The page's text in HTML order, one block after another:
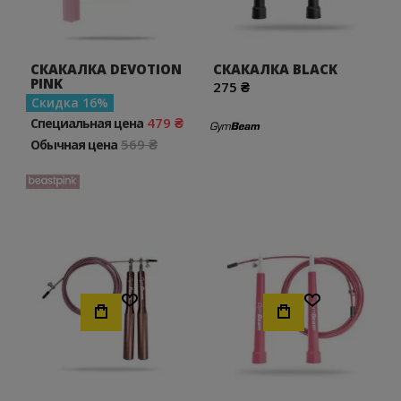
СКАКАЛКА DEVOTION
PINK
Скидка 16
Специальная цена 479 ₴
Обычная цена 569 ₴
СКАКАЛКА BLACK
275 ₴
Хочу! Хочу!